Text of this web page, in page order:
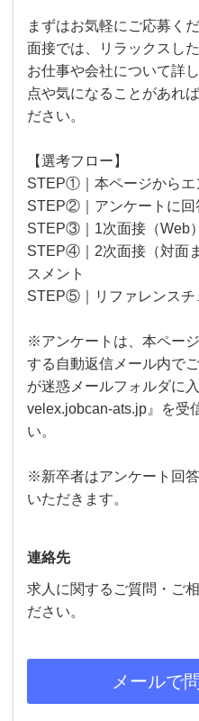
まずはお気軽にご応募くだ
面接では、リラックスし
お仕事や会社について詳
点や気になることがあれ
ださい。
【選考フロー】
STEP①｜本ページからエ
STEP②｜アンケートに
STEP③｜1次面接（Web）
STEP④｜2次面接（対面
スメント
STEP⑤｜リファレンスチ
※アンケートは、本ペー
する自動返信メール内で
が迷惑メールフォルダに
velex.jobcan-ats.jp』を受
い。
※新卒者はアンケート回
いただきます。
連絡先
求人に関するご質問・ご
ださい。
メールで